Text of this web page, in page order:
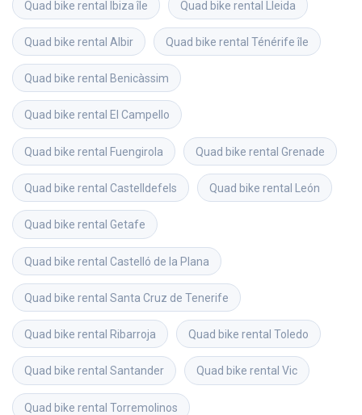
Quad bike rental Ibiza île Quad bike rental Lleida
Quad bike rental Albir Quad bike rental Ténérife île
Quad bike rental Benicàssim
Quad bike rental El Campello
Quad bike rental Fuengirola Quad bike rental Grenade
Quad bike rental Castelldefels Quad bike rental León
Quad bike rental Getafe
Quad bike rental Castelló de la Plana
Quad bike rental Santa Cruz de Tenerife
Quad bike rental Ribarroja Quad bike rental Toledo
Quad bike rental Santander Quad bike rental Vic
Quad bike rental Torremolinos